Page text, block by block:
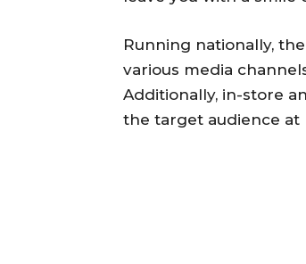
Running nationally,
various media
Additionally, in-store
the target audience at